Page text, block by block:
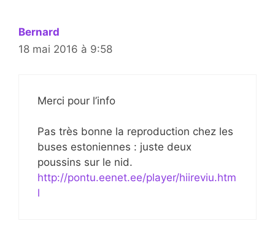
Bernard
18 mai 2016 à 9:58
Merci pour l’info
Pas très bonne la reproduction chez les
buses estoniennes : juste deux
poussins sur le nid.
http://pontu.eenet.ee/player/hiireviu.htm
l